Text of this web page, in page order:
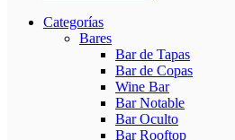
Categorías
Bares
Bar de Tapas
Bar de Copas
Wine Bar
Bar Notable
Bar Oculto
Bar Rooftop